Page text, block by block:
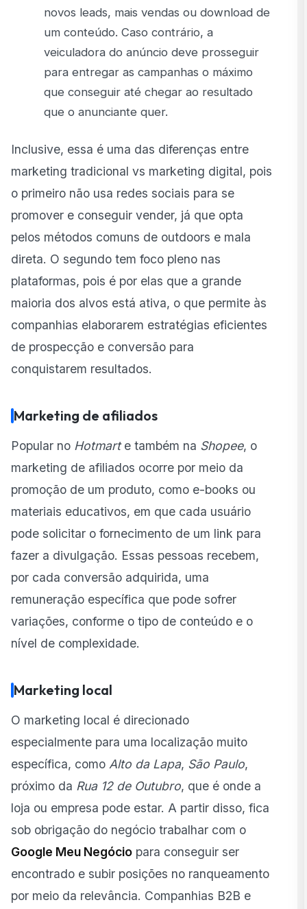
novos leads, mais vendas ou download de
um conteúdo. Caso contrário, a
veiculadora do anúncio deve prosseguir
para entregar as campanhas o máximo
que conseguir até chegar ao resultado
que o anunciante quer.
Inclusive, essa é uma das diferenças entre
marketing tradicional vs marketing digital, pois
o primeiro não usa redes sociais para se
promover e conseguir vender, já que opta
pelos métodos comuns de outdoors e mala
direta. O segundo tem foco pleno nas
plataformas, pois é por elas que a grande
maioria dos alvos está ativa, o que permite às
companhias elaborarem estratégias eficientes
de prospecção e conversão para
conquistarem resultados.
Marketing de afiliados
Popular no Hotmarte também na Shopee, o
marketing de afiliados ocorre por meio da
promoção de um produto, como e-books ou
materiais educativos, em que cada usuário
pode solicitar o fornecimento de um link para
fazer a divulgação. Essas pessoas recebem,
por cada conversão adquirida, uma
remuneração específica que pode sofrer
variações, conforme o tipo de conteúdo e o
nível de complexidade.
Marketing local
O marketing local é direcionado
especialmente para uma localização muito
específica, como Alto da Lapa, São Paulo,
próximo da Rua 12 de Outubro, que é onde a
loja ou empresa pode estar. A partir disso, fica
sob obrigação do negócio trabalhar com o
Google Meu Negócio para conseguir ser
encontrado e subir posições no ranqueamento
por meio da relevância. Companhias B2B e